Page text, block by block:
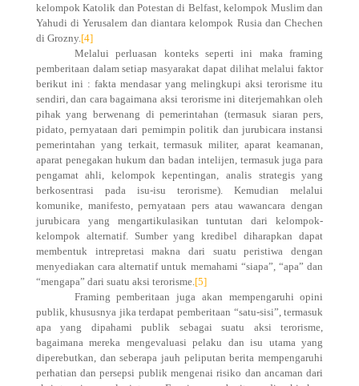
kelompok Katolik dan Potestan di Belfast, kelompok Muslim dan
Yahudi di Yerusalem dan diantara kelompok Rusia dan Chechen
di Grozny.[4]
Melalui perluasan konteks seperti ini maka framing
pemberitaan dalam setiap masyarakat dapat dilihat melalui faktor
berikut ini : fakta mendasar yang melingkupi aksi terorisme itu
sendiri, dan cara bagaimana aksi terorisme ini diterjemahkan oleh
pihak yang berwenang di pemerintahan (termasuk siaran pers,
pidato, pernyataan dari pemimpin politik dan jurubicara instansi
pemerintahan yang terkait, termasuk militer, aparat keamanan,
aparat penegakan hukum dan badan intelijen, termasuk juga para
pengamat ahli, kelompok kepentingan, analis strategis yang
berkosentrasi pada isu-isu terorisme). Kemudian melalui
komunike, manifesto, pernyataan pers atau wawancara dengan
jurubicara yang mengartikulasikan tuntutan dari kelompok-
kelompok alternatif. Sumber yang kredibel diharapkan dapat
membentuk intrepretasi makna dari suatu peristiwa dengan
menyediakan cara alternatif untuk memahami “siapa”, “apa” dan
“mengapa” dari suatu aksi terorisme.[5]
Framing pemberitaan juga akan mempengaruhi opini
publik, khususnya jika terdapat pemberitaan “satu-sisi”, termasuk
apa yang dipahami publik sebagai suatu aksi terorisme,
bagaimana mereka mengevaluasi pelaku dan isu utama yang
diperebutkan, dan seberapa jauh peliputan berita mempengaruhi
perhatian dan persepsi publik mengenai risiko dan ancaman dari